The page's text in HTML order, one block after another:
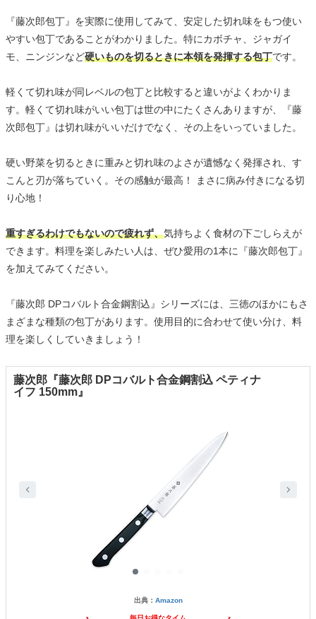
『藤次郎包丁』を実際に使用してみて、安定した切れ味をもつ使い
やすい包丁であることがわかりました。特にカボチャ、ジャガイ
モ、ニンジンなど硬いものを切るときに本領を発揮する包丁です。
軽くて切れ味が同レベルの包丁と比較すると違いがよくわかりま
す。軽くて切れ味がいい包丁は世の中にたくさんありますが、『藤
次郎包丁』は切れ味がいいだけでなく、その上をいっていました。
硬い野菜を切るときに重みと切れ味のよさが遺憾なく発揮され、す
こんと刃が落ちていく。その感触が最高！ まさに病み付きになる切
り心地！
重すぎるわけでもないので疲れず、気持ちよく食材の下ごしらえが
できます。料理を楽しみたい人は、ぜひ愛用の1本に『藤次郎包丁』
を加えてみてください。
『藤次郎 DPコバルト合金鋼割込』シリーズには、三徳のほかにもさ
まざまな種類の包丁があります。使用目的に合わせて使い分け、料
理を楽しくしていきましょう！
藤次郎『藤次郎 DPコバルト合金鋼割込 ペティナ
イフ 150mm』
出典： Amazon